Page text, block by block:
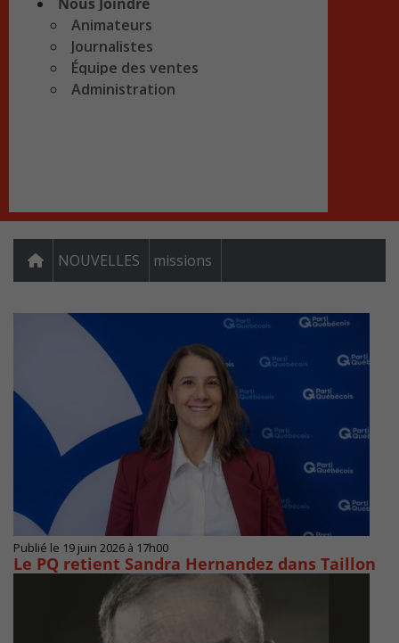
Animateurs
Journalistes
Équipe des ventes
Administration
NOUVELLES missions
Publié le 19 juin 2026 à 17h00
Le PQ retient Sandra Hernandez dans Taillon